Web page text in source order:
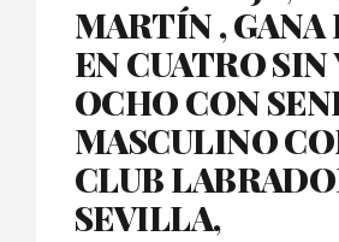
MARTÍN , GANA
EN CUATRO SIN
OCHO CON
MASCULINO
CLUB
SEVILLA,